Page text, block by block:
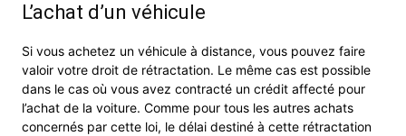
L’achat d’un véhicule
Si vous achetez un véhicule à distance, vous pouvez faire
valoir votre droit de rétractation. Le même cas est possible
dans le cas où vous avez contracté un crédit affecté pour
l’achat de la voiture. Comme pour tous les autres achats
concernés par cette loi, le délai destiné à cette rétractation